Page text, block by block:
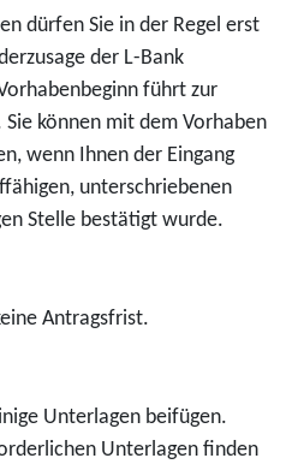
dürfen Sie in der Regel erst
der L-Bank
führt zur
Sie können mit dem Vorhaben
, wenn Ihnen der Eingang
unterschriebenen
Stelle bestätigt wurde.
Antragsfrist.
Unterlagen beifügen.
Unterlagen finden